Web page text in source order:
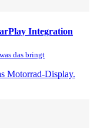
Integration
das bringt
Motorrad-Display.